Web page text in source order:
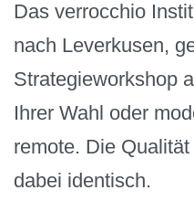
Das verrocchio
nach Leverkusen,
Strategieworkshop
Ihrer Wahl oder
remote. Die
dabei identisch.